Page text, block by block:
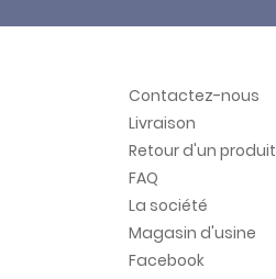
Contactez-nous
Livraison
Retour d'un produit
FAQ
La société
Magasin d'usine
Facebook